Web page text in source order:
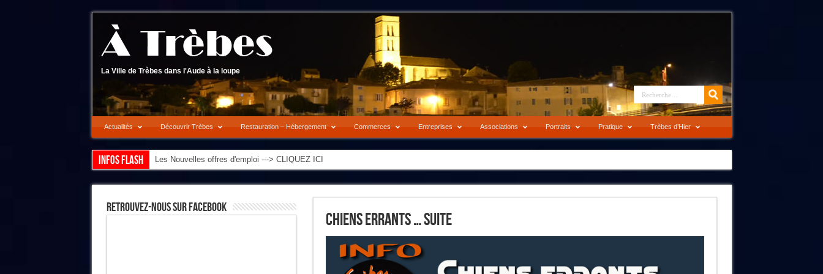
La Ville de Trèbes dans l'Aude à la loupe
Actualités Découvrir Trèbes Restauration – Hébergement Commerces Entreprises Associations Portraits Pratique Trèbes d’Hier
Infos flash Les Nouvelles offres d'emploi ---> CLIQUEZ ICI
Chiens Errants … Suite
Retrouvez-Nous Sur Facebook